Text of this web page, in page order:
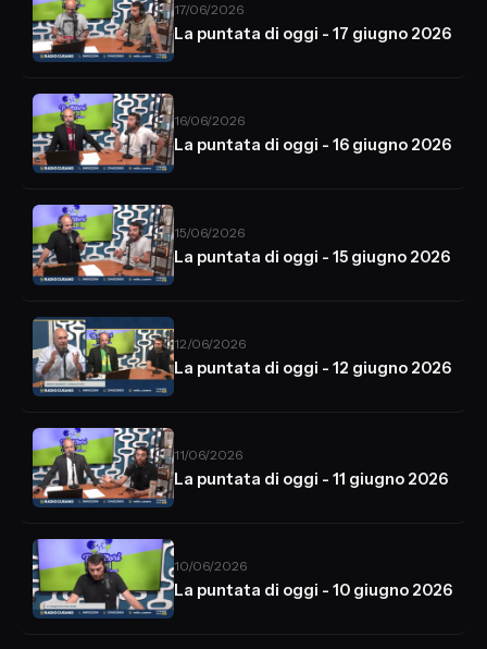
17/06/2026
La puntata di oggi - 17 giugno 2026
16/06/2026
La puntata di oggi - 16 giugno 2026
15/06/2026
La puntata di oggi - 15 giugno 2026
12/06/2026
La puntata di oggi - 12 giugno 2026
11/06/2026
La puntata di oggi - 11 giugno 2026
10/06/2026
La puntata di oggi - 10 giugno 2026